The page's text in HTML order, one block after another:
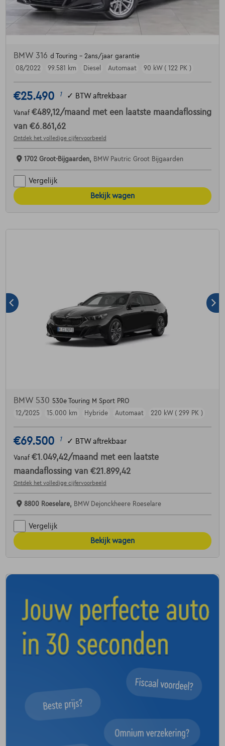
BMW 316 d Touring - 2ans/jaar garantie
08/2022
99.581 km Diesel Automaat 90 kW ( 122 PK )
€25.490 1 ✓ BTW aftrekbaar
Vanaf €489,12/maand met een laatste maandaflossing
van €6.861,62
Ontdek het volledige cijfervoorbeeld
1702 Groot-Bijgaarden, BMW Pautric Groot Bijgaarden
Vergelijk
Bekijk wagen
BMW 530 530e Touring M Sport PRO
12/2025
15.000 km Hybride Automaat 220 kW ( 299 PK )
€69.500 1 ✓ BTW aftrekbaar
Vanaf €1.049,42/maand met een laatste
maandaflossing van €21.899,42
Ontdek het volledige cijfervoorbeeld
8800 Roeselare, BMW Dejonckheere Roeselare
Vergelijk
Bekijk wagen